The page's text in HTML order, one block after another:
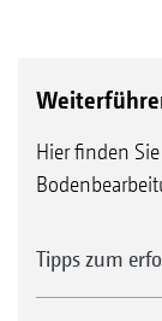
Hier finden
Tipps zum